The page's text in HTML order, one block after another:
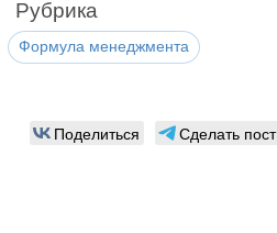
Рубрика
Формула менеджмента
Поделиться Сделать пост